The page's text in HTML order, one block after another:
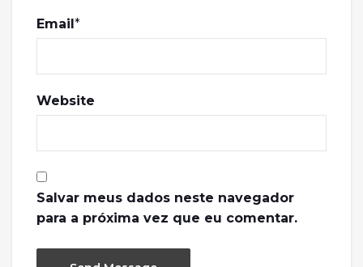
Email*
Website
Salvar meus dados neste navegador
para a próxima vez que eu comentar.